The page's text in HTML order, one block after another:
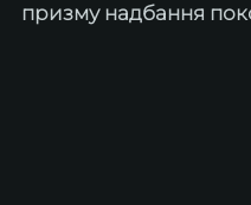
призму надбання